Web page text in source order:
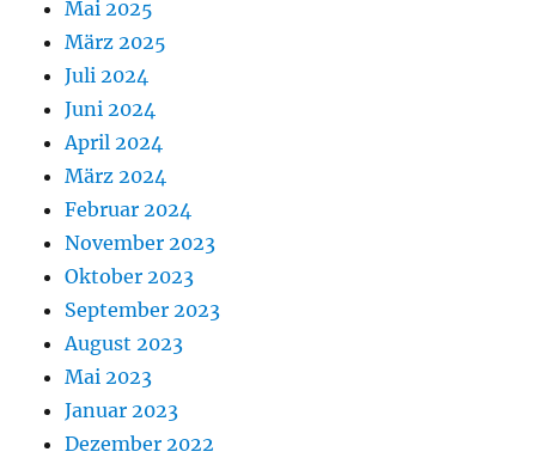
Mai 2025
März 2025
Juli 2024
Juni 2024
April 2024
März 2024
Februar 2024
November 2023
Oktober 2023
September 2023
August 2023
Mai 2023
Januar 2023
Dezember 2022